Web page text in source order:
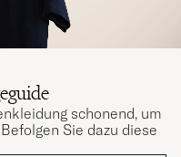
schonend, um
Sie dazu diese